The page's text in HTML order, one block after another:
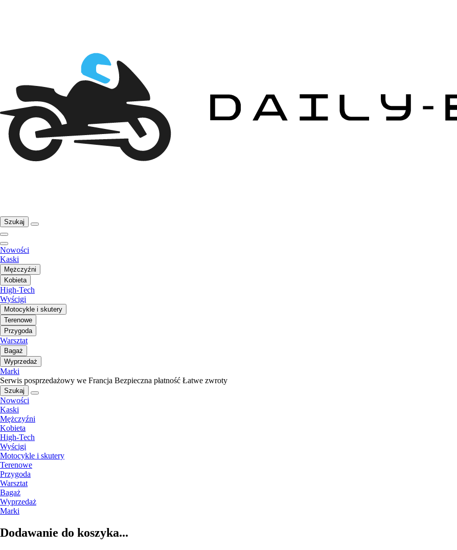
Szukaj
Nowości
Kaski
Mężczyźni
Kobieta
High-Tech
Wyścigi
Motocykle i skutery
Terenowe
Przygoda
Warsztat
Bagaż
Wyprzedaż
Marki
Serwis posprzedażowy we Francja Bezpieczna płatność Łatwe zwroty
Szukaj
Nowości
Kaski
Mężczyźni
Kobieta
High-Tech
Wyścigi
Motocykle i skutery
Terenowe
Przygoda
Warsztat
Bagaż
Wyprzedaż
Marki
Dodawanie do koszyka...